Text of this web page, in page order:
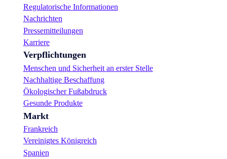
Regulatorische Informationen
Nachrichten
Pressemitteilungen
Karriere
Verpflichtungen
Menschen und Sicherheit an erster Stelle
Nachhaltige Beschaffung
Ökologischer Fußabdruck
Gesunde Produkte
Markt
Frankreich
Vereinigtes Königreich
Spanien